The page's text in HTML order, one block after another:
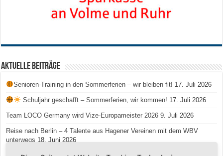
Aktuelle Beiträge
Senioren-Training in den Sommerferien – wir bleiben fit! 17. Juli 2026
Schuljahr geschafft – Sommerferien, wir kommen! 17. Juli 2026
Team LOCO Germany wird Vize-Europameister 2026 9. Juli 2026
Reise nach Berlin – 4 Talente aus Hagener Vereinen mit dem WBV
unterwegs 18. Juni 2026